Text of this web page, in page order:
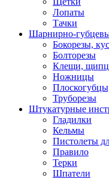
Лопаты
Тачки
Шарнирно-
Бокорезы,
Болторезы
Клещи,
Ножницы
Труборезы
Штукатурные
Гладилки
Кельмы
Пистолеты
Правило
Терки
Шпатели